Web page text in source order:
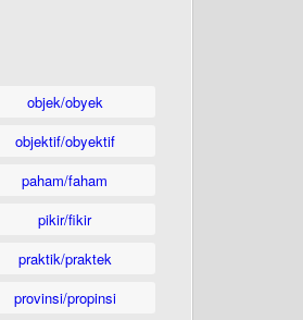
objek/obyek
objektif/obyektif
paham/faham
pikir/fikir
praktik/praktek
provinsi/propinsi